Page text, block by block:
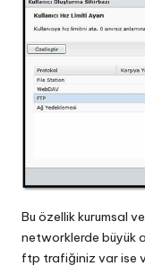
Bu özellik kurumsal
networklerde büyük
ftp trafiğiniz var ise